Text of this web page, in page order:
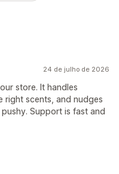
24 de julho de 2026
store. It handles
right scents, and nudges
Support is fast and